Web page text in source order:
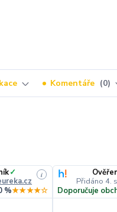
Komentáře 0
✓
i
%★★★★☆
Přidáno 4.
Doporučuje